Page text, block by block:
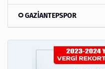
GAZİANTEPSPOR